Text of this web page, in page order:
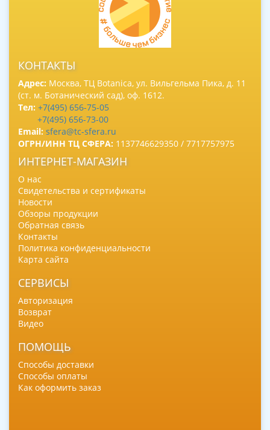
КОНТАКТЫ
Адрес: Москва, ТЦ Botanica, ул. Вильгельма Пика, д. 11
(ст. м. Ботанический сад), оф. 1612.
Тел: +7(495) 656-75-05
+7(495) 656-73-00
Email: sfera@tc-sfera.ru
ОГРН/ИНН ТЦ СФЕРА: 1137746629350 / 7717757975
ИНТЕРНЕТ-МАГАЗИН
О нас
Свидетельства и сертификаты
Новости
Обзоры продукции
Обратная связь
Контакты
Политика конфиденциальности
Карта сайта
СЕРВИСЫ
Авторизация
Возврат
Видео
ПОМОЩЬ
Способы доставки
Способы оплаты
Как оформить заказ